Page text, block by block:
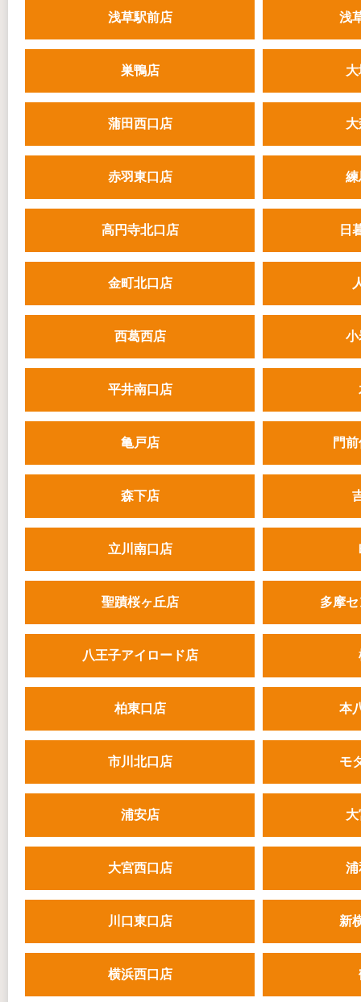
浅草駅前店 浅
巣鴨店
蒲田西口店
赤羽東口店 練
高円寺北口店 日
金町北口店
西葛西店 小
平井南口店
亀戸店 門
森下店
立川南口店
聖蹟桜ヶ丘店 多摩
八王子アイロード店
柏東口店 本
市川北口店 モ
浦安店
大宮西口店 浦
川口東口店 新
横浜西口店